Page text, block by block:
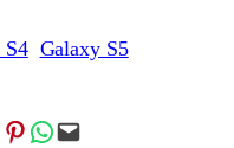
S4 Galaxy S5
Threads
Share on Pinterest
Share on WhatsApp
Email this Page